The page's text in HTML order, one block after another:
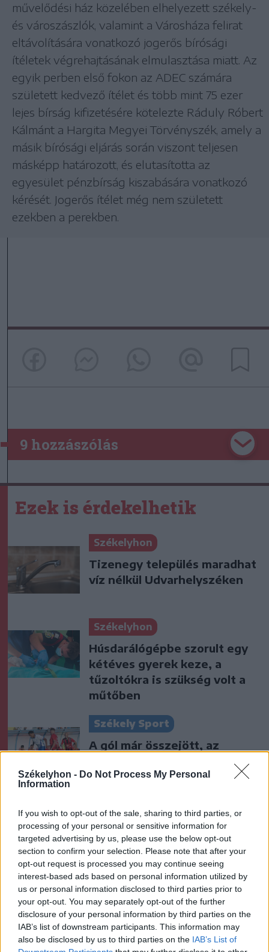
Székelyhon - Do Not Process My Personal
Information
If you wish to opt-out of the sale, sharing to third parties, or
processing of your personal or sensitive information for
targeted advertising by us, please use the below opt-out
section to confirm your selection. Please note that after your
opt-out request is processed you may continue seeing
interest-based ads based on personal information utilized by
us or personal information disclosed to third parties prior to
your opt-out. You may separately opt-out of the further
disclosure of your personal information by third parties on the
IAB’s list of downstream participants. This information may
also be disclosed by us to third parties on the IAB’s List of
művelődési ház közelében elhelyezett székely-
és városzászlók, valamint a Városháza felirat
eltávolítására vonatkozó jogerős bírósági
ítéletek végrehajtásának elmulasztása miatt. Az
egyik perben első fokon az ADEC számára
született kedvező ítélet és több mint 75 ezer
lejes bírság kifizetésére kötelezte Ráduly Róbert
Kálmánt a Hargita Megyei Törvényszék, amely a
másik bírósági eljárás során viszont teljesen
másképp határozott, és elutasította az
egyesület pénzbírság kiszabására vonatkozó
kérését. Jogerős ítélet még nem született
ezekben a perekben.
9 hozzászólás
Ezek is érdekelhetik
Székelyhon
Tizenegy település maradhat
víz nélkül Udvarhelyszéken
Székelyhon
Húsdarálógépbe szorult egy
kétéves gyerek keze, a
tűzoltókra is szükség volt a
műtőben
Székely Sport
A gól már összejött, az
(videóval)
Krónika
Putyin egy NATO-tagállam
megtámadására készül az
amerikai hírszerzés szerint
Székely Sport
Aranyérmek sokaságával tért
haza Kőszegről a Godako